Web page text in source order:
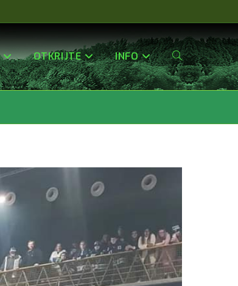
OTKRIJTE INFO Uključi/isključi
Stranice